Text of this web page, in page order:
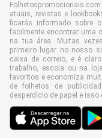
atuais, revistas e
ficarás informado sobre
facilmente encontrar uma
na tua área. Muitas
primeiro lugar no nosso
caixa de correio, e é
trabalho, escola ou na
favoritos e economiza
de folhetos de
desperdício de papel e isso